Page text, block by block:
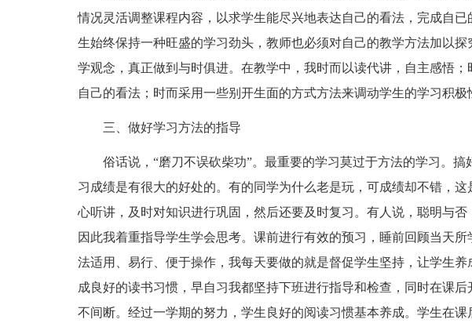
情况灵活调整课程内容，以求学生能尽兴地表达自己的看法，完成自
生始终保持一种旺盛的学习劲头，教师也必须对自己的教学方法加以
学观念，真正做到与时俱进。在教学中，我时而以读代讲，自主感悟
自己的看法；时而采用一些别开生面的方式方法来调动学生的学习积极
三、做好学习方法的指导
俗话说，“磨刀不误砍柴功”。最重要的学习莫过于方法的学习。
习成绩是有很大的好处的。有的同学为什么老是玩，可成绩却不错，
心听讲，及时对知识进行巩固，然后还要及时复习。有人说，聪明与否
因此我着重指导学生学会思考。课前进行有效的预习，睡前回顾当天
法适用、易行、便于操作，我每天要做的就是督促学生坚持，让学生
成良好的读书习惯，早自习我都坚持下班进行指导和检查，同时在课后
不间断。经过一学期的努力，学生良好的阅读习惯基本养成。学生在